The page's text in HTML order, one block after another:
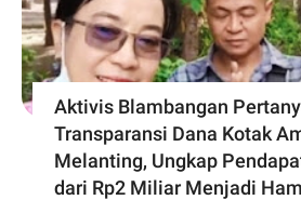
Aktivis Blambangan
Transparansi Dana Kotak
Melanting, Ungkap
dari Rp2 Miliar Menjadi